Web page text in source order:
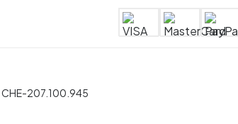
CHE-207.100.945